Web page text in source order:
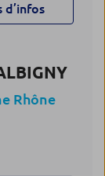
d’infos
Rhône